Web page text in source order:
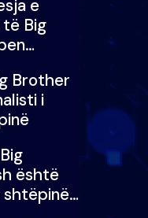
e
Big
Brother
i
është
shtëpinë